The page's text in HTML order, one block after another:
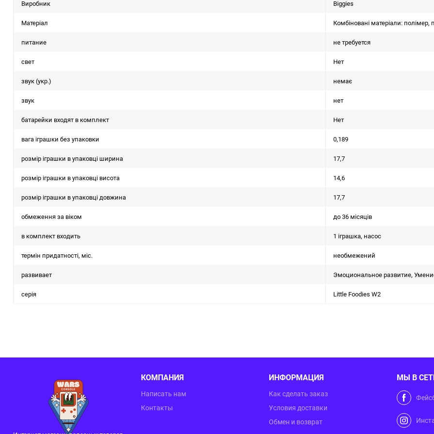
Виробник Biggies
Матеріал Комбіновані матеріали: полімер,
питание не требуется
свет Нет
звук (укр.) немає
звук нет
батарейки входят в комплект Нет
вага іграшки без упаковки 0,189
розмір іграшки в упаковці ширина 17,7
розмір іграшки в упаковці висота 14,6
розмір іграшки в упаковці довжина 17,7
обмеження за віком до 36 місяців
в комплект входить 1 іграшка, насос
термін придатності, міс. необмежений
развивает Эмоциональное развитие,
серія Little Foodies W2
КОМПАНИЯ
Написать нам
Контакты
ИНФОРМАЦИЯ
Как сделать заказ
Условия доставки
Обмен и возврат
МЫ В